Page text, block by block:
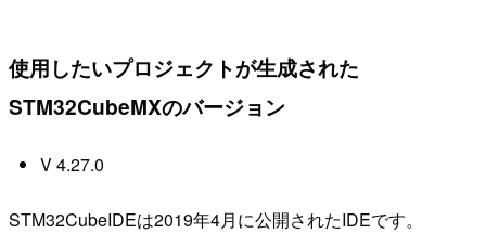
使用したいプロジェクトが生成された
STM32CubeMXのバージョン
V 4.27.0
STM32CubeIDEは2019年4月に公開されたIDEです。